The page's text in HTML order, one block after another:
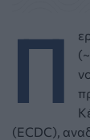
Π
(ECDC),